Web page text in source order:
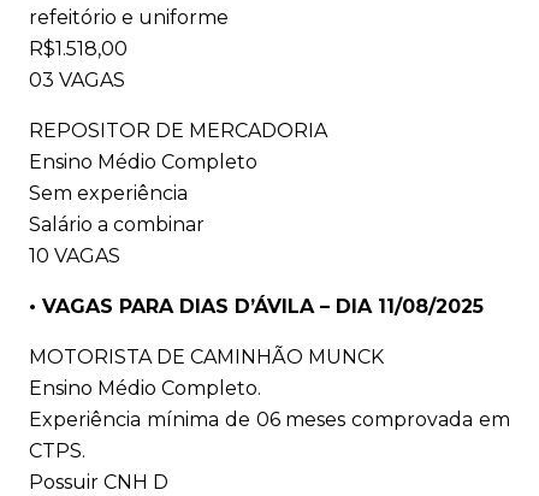
refeitório e uniforme
R$1.518,00
03 VAGAS
REPOSITOR DE MERCADORIA
Ensino Médio Completo
Sem experiência
Salário a combinar
10 VAGAS
• VAGAS PARA DIAS D’ÁVILA – DIA 11/08/2025
MOTORISTA DE CAMINHÃO MUNCK
Ensino Médio Completo.
Experiência mínima de 06 meses comprovada em
CTPS.
Possuir CNH D